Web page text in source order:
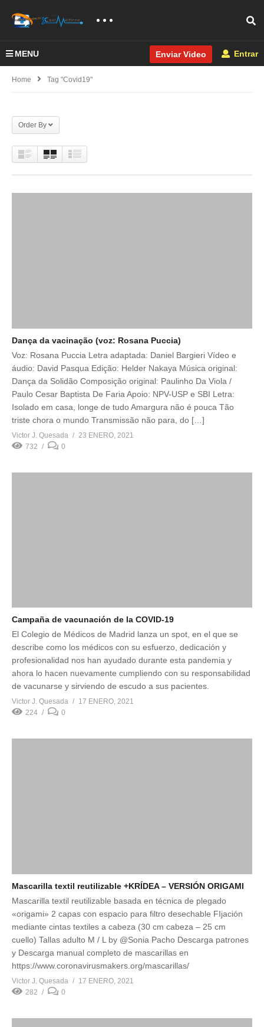
MENU Enviar Video Entrar
Home Tag "covid19"
Order By
Dança da vacinação (voz: Rosana Puccia)
Voz: Rosana Puccia Letra adaptada: Daniel Bargieri Vídeo e
áudio: David Pasqua Edição: Helder Nakaya Música original:
Dança da Solidão Composição original: Paulinho Da Viola /
Paulo Cesar Baptista De Faria Apoio: NPV-USP e SBI Letra:
Isolado em casa, longe de tudo Amargura não é pouca Tão
triste chora o mundo Transmissão não para, do […]
Victor J. Quesada
23 ENERO, 2021
732
0
Campaña de vacunación de la COVID-19
El Colegio de Médicos de Madrid lanza un spot, en el que se
describe como los médicos con su esfuerzo, dedicación y
profesionalidad nos han ayudado durante esta pandemia y
ahora lo hacen nuevamente cumpliendo con su responsabilidad
de vacunarse y sirviendo de escudo a sus pacientes.
Victor J. Quesada
17 ENERO, 2021
224
0
Mascarilla textil reutilizable +KRÍDEA – VERSIÓN ORIGAMI
Mascarilla textil reutilizable basada en técnica de plegado
«origami» 2 capas con espacio para filtro desechable FIjación
mediante cintas textiles a cabeza (30 cm cabeza – 25 cm
cuello) Tallas adulto M / L by @Sonia Pacho Descarga patrones
y Descarga manual completo de mascarillas en
https://www.coronavirusmakers.org/mascarillas/
Victor J. Quesada
17 ENERO, 2021
282
0